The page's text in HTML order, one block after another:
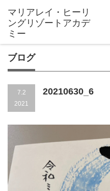
ブログ
7.2
2021
20210630_6